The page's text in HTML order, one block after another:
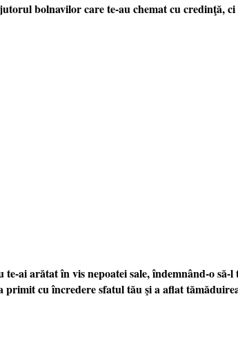
bolnavilor care te-au chemat cu credinţă,
ai arătat în vis nepoatei sale, îndemnând-o
cu încredere sfatul tău şi a aflat